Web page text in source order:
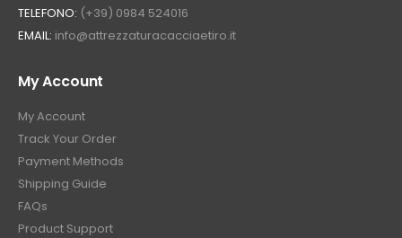
TELEFONO: (+39) 0984 524016
EMAIL: info@attrezzaturacacciaetiro.it
My Account
My Account
Track Your Order
Payment Methods
Shipping Guide
FAQs
Product Support